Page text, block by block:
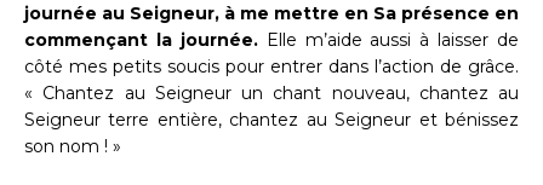
journée au Seigneur, à me mettre en Sa présence en
commençant la journée.Elle m’aide aussi à laisser de
côté mes petits soucis pour entrer dans l’action de grâce.
« Chantez au Seigneur un chant nouveau, chantez au
Seigneur terre entière, chantez au Seigneur et bénissez
son nom ! »